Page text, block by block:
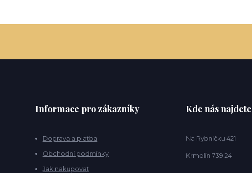
Informace pro zákazníky
Doprava a platba
Obchodní podmínky
Jak nakupovat
Kde nás najdete
Na Rybníčku 421
Krmelín 739 24